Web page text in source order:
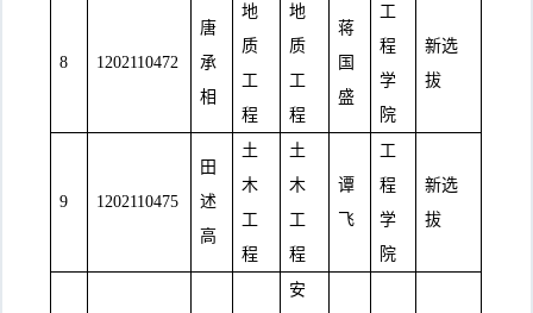
8 1202110472
唐
承
相
地
质
工
程
地
质
工
程
蒋
国
盛
工
程
学
院
新选
拔
9 1202110475
田
述
高
土
木
工
程
土
木
工
程
谭
飞
工
程
学
院
新选
拔
安